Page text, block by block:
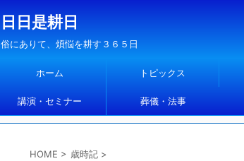
日日是耕日
俗にありて、煩悩を耕す３６５日
ホーム トピックス
講演・セミナー 葬儀・法事
HOME > 歳時記 >